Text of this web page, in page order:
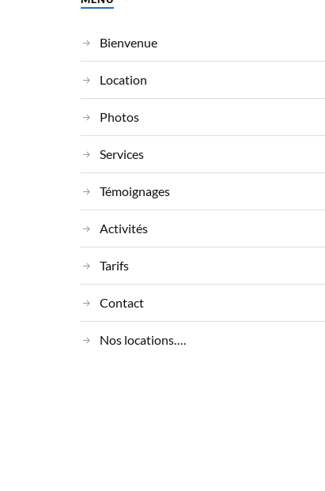
Bienvenue
Location
Photos
Services
Témoignages
Activités
Tarifs
Contact
Nos locations….